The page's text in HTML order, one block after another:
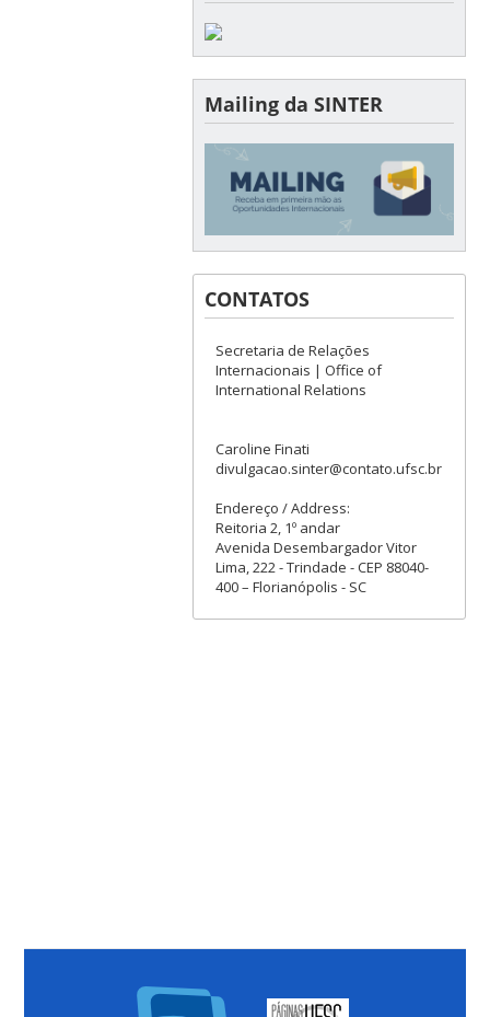
Mailing da SINTER
CONTATOS
Secretaria de Relações
Internacionais | Office of
International Relations
Caroline Finati
divulgacao.sinter@contato.ufsc.br
Endereço / Address:
Reitoria 2, 1º andar
Avenida Desembargador Vitor
Lima, 222 - Trindade - CEP 88040-
400 – Florianópolis - SC